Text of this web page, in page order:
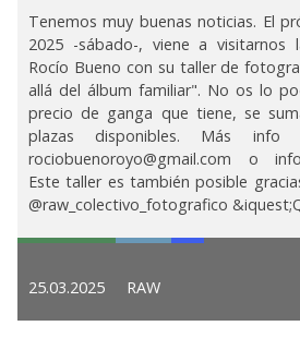
Tenemos muy buenas noticias. El
2025 -sábado-, viene a
Rocío Bueno con su taller de
allá del álbum familiar". No os lo
precio de ganga que tiene, se
plazas disponibles. Más info
rociobuenoroyo@gmail.com o
Este taller es también posible
@raw_colectivo_fotografico
25.03.2025 RAW